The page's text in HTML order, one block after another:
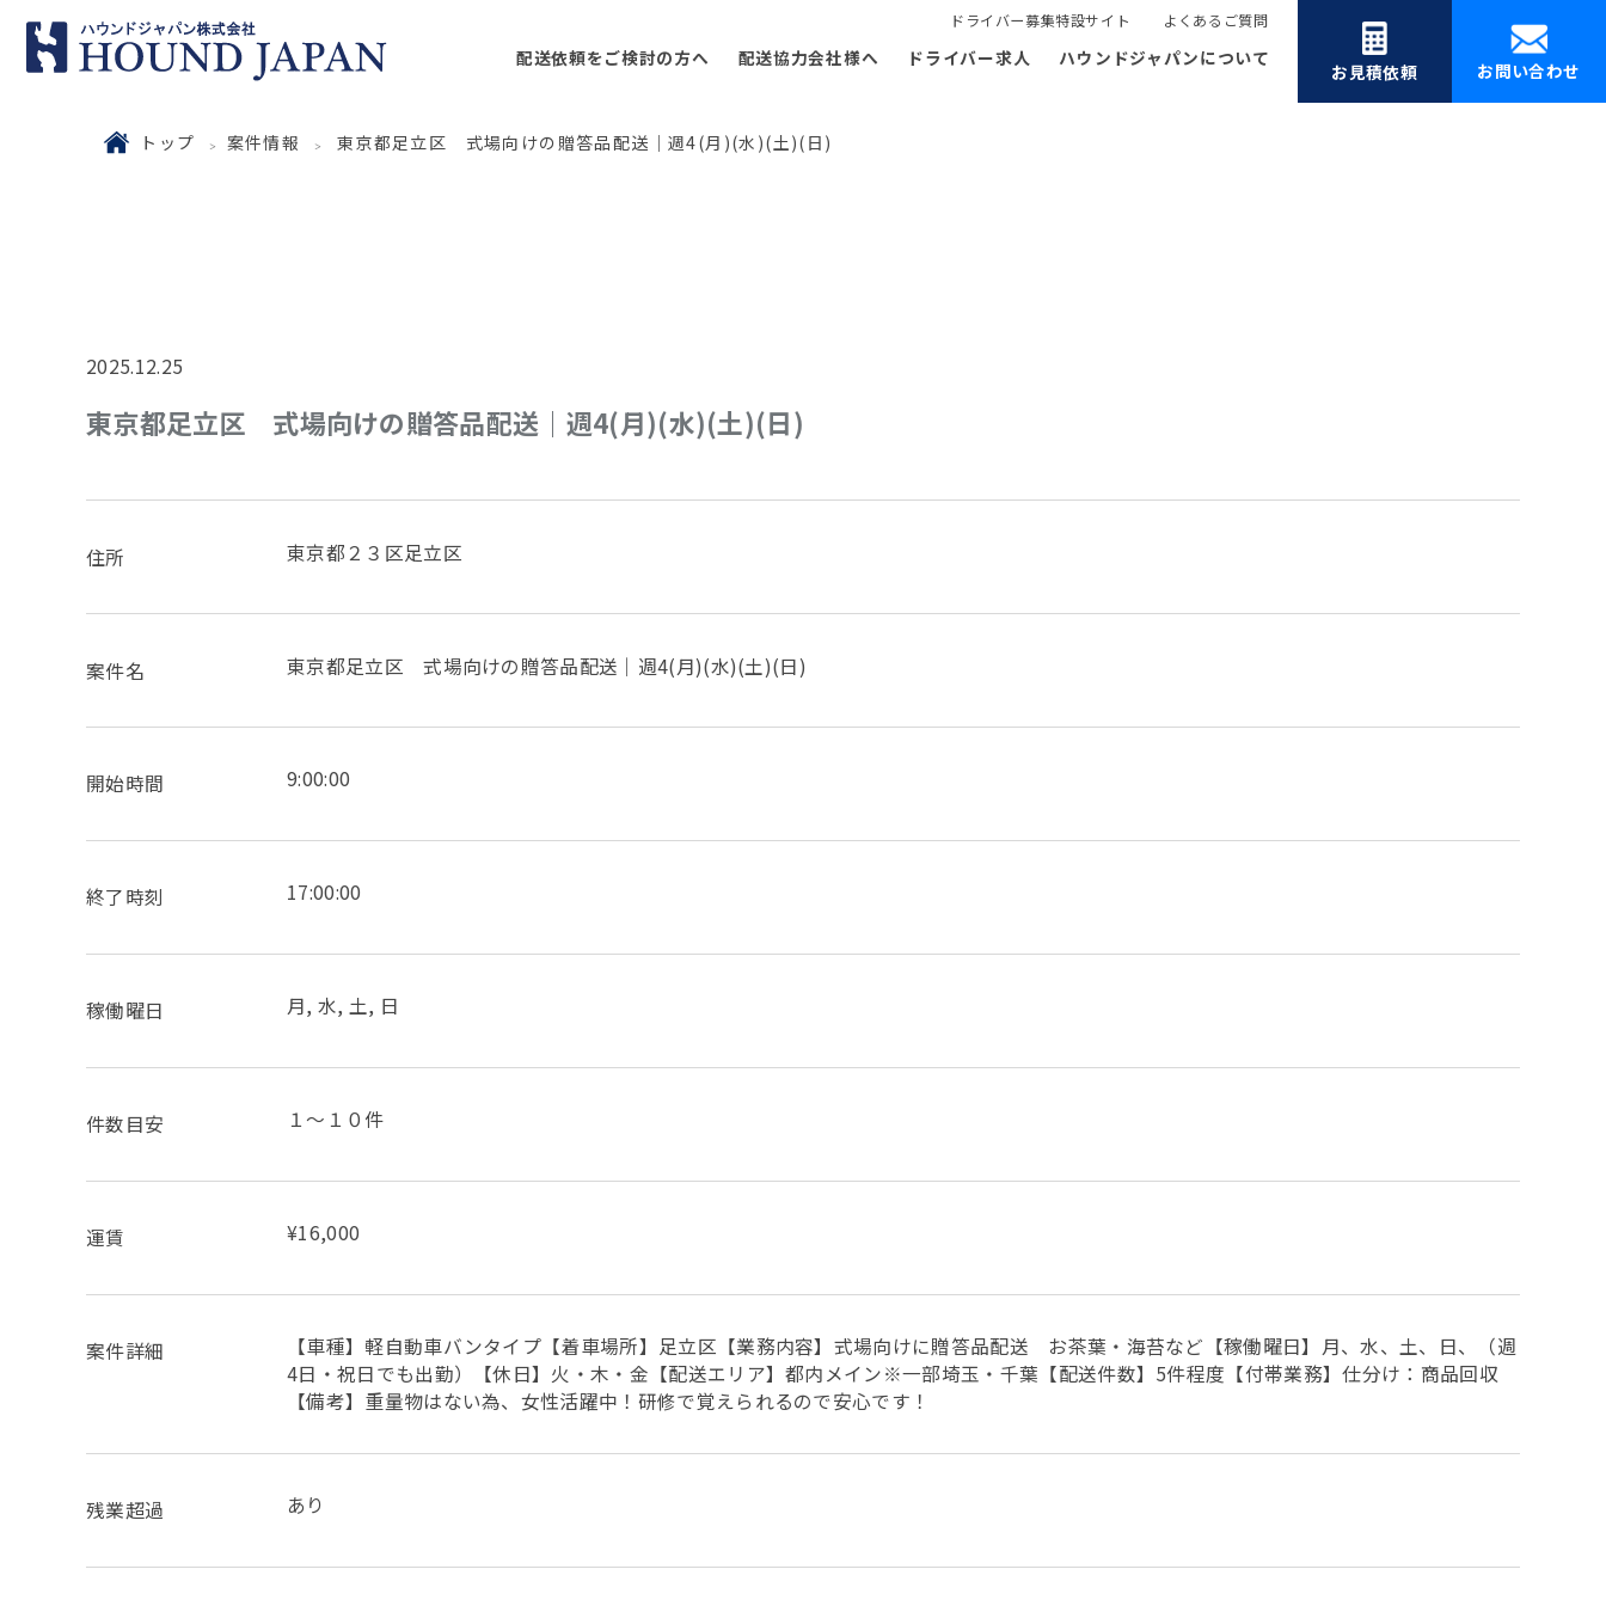
ドライバー募集特設サイト よくあるご質問
配送依頼をご検討の方へ 配送協力会社様へ ドライバー求人 ハウンドジャパンについて
お見積依頼 お問い合わせ
トップ 案件情報 東京都足立区 式場向けの贈答品配送｜週4(月)(水)(土)(日)
2025.12.25
東京都足立区 式場向けの贈答品配送｜週4(月)(水)(土)(日)
住所 東京都２３区足立区
案件名 東京都足立区 式場向けの贈答品配送｜週4(月)(水)(土)(日)
開始時間 9:00:00
終了時刻 17:00:00
稼働曜日 月, 水, 土, 日
件数目安 １～１０件
運賃 ¥16,000
案件詳細
【車種】軽自動車バンタイプ【着車場所】足立区【業務内容】式場向けに贈答品配送 お茶葉・海苔など【稼働曜日】月、水、土、日、（週
4日・祝日でも出勤）【休日】火・木・金【配送エリア】都内メイン※一部埼玉・千葉【配送件数】5件程度【付帯業務】仕分け：商品回収
【備考】重量物はない為、女性活躍中！研修で覚えられるので安心です！
残業超過 あり